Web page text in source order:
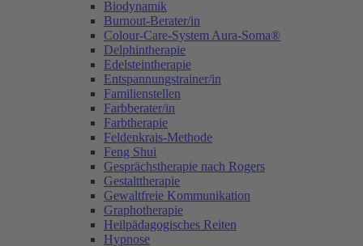
Biodynamik
Burnout-Berater/in
Colour-Care-System Aura-Soma®
Delphintherapie
Edelsteintherapie
Entspannungstrainer/in
Familienstellen
Farbberater/in
Farbtherapie
Feldenkrais-Methode
Feng Shui
Gesprächstherapie nach Rogers
Gestalttherapie
Gewaltfreie Kommunikation
Graphotherapie
Heilpädagogisches Reiten
Hypnose